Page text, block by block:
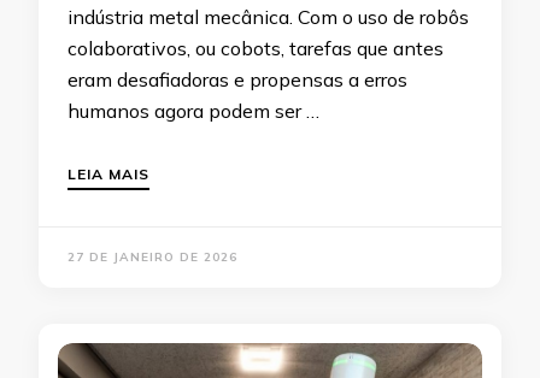
indústria metal mecânica. Com o uso de robôs
colaborativos, ou cobots, tarefas que antes
eram desafiadoras e propensas a erros
humanos agora podem ser …
LEIA MAIS
27 DE JANEIRO DE 2026